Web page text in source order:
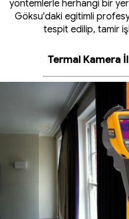
yöntemlerle herhangi bir
Göksu'daki egitimli
tespit edilip, tamir
Termal Kamera